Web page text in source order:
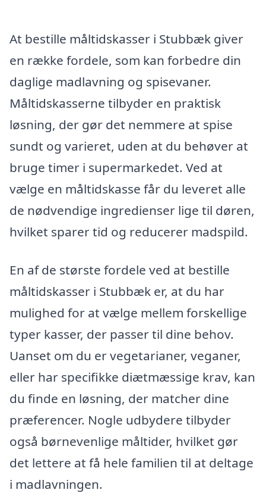
At bestille måltidskasser i Stubbæk giver
en række fordele, som kan forbedre din
daglige madlavning og spisevaner.
Måltidskasserne tilbyder en praktisk
løsning, der gør det nemmere at spise
sundt og varieret, uden at du behøver at
bruge timer i supermarkedet. Ved at
vælge en måltidskasse får du leveret alle
de nødvendige ingredienser lige til døren,
hvilket sparer tid og reducerer madspild.
En af de største fordele ved at bestille
måltidskasser i Stubbæk er, at du har
mulighed for at vælge mellem forskellige
typer kasser, der passer til dine behov.
Uanset om du er vegetarianer, veganer,
eller har specifikke diætmæssige krav, kan
du finde en løsning, der matcher dine
præferencer. Nogle udbydere tilbyder
også børnevenlige måltider, hvilket gør
det lettere at få hele familien til at deltage
i madlavningen.